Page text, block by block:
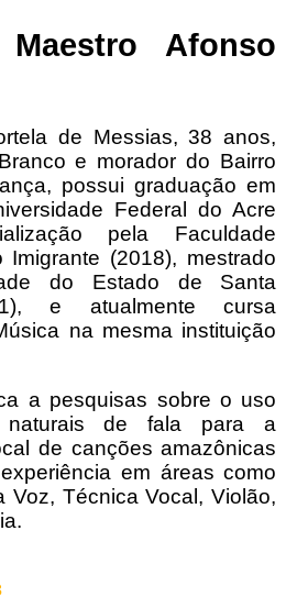
Afonso
de Messias, 38 anos,
e morador do Bairro
possui graduação em
Federal do Acre
pela Faculdade
(2018), mestrado
do Estado de Santa
e atualmente cursa
na mesma instituição
a pesquisas sobre o uso
naturais de fala para a
de canções amazônicas
em áreas como
Voz, Técnica Vocal, Violão,